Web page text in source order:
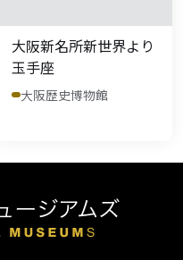
大阪新名所新世界より
玉手座
大阪歴史博物館